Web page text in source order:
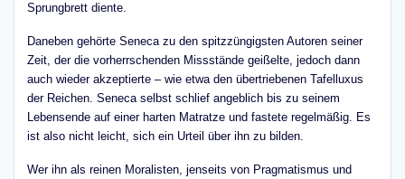
Sprungbrett diente.
Daneben gehörte Seneca zu den spitzzüngigsten Autoren seiner
Zeit, der die vorherrschenden Missstände geißelte, jedoch dann
auch wieder akzeptierte – wie etwa den übertriebenen Tafelluxus
der Reichen. Seneca selbst schlief angeblich bis zu seinem
Lebensende auf einer harten Matratze und fastete regelmäßig. Es
ist also nicht leicht, sich ein Urteil über ihn zu bilden.
Wer ihn als reinen Moralisten, jenseits von Pragmatismus und